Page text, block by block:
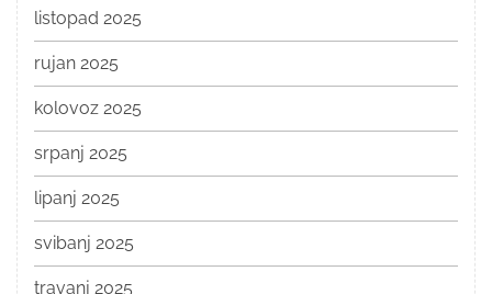
listopad 2025
rujan 2025
kolovoz 2025
srpanj 2025
lipanj 2025
svibanj 2025
travanj 2025